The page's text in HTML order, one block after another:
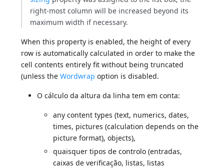
right-most column will be increased beyond its
maximum width if necessary.
When this property is enabled, the height of every
row is automatically calculated in order to make the
cell contents entirely fit without being truncated
(unless theWordwrap option is disabled.
O cálculo da altura da linha tem em conta:
any content types (text, numerics, dates,
times, pictures (calculation depends on the
picture format), objects),
quaisquer tipos de controlo (entradas,
caixas de verificação, listas, listas